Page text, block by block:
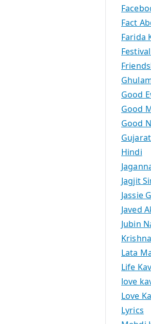
Fact
Farida
Good
Good
Good
Hindi
Jagjit
Jassie
Javed
Jubin
Lata
Life
love
Love
Lyrics